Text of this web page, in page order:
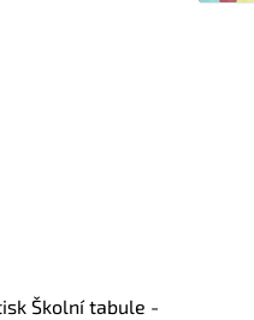
Školní tabule -